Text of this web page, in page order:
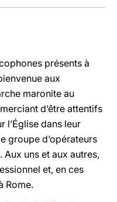
présents à
aux
maronite au
d’être attentifs
l’Église dans leur
groupe d’opérateurs
uns et aux autres,
et, en ces
Rome.